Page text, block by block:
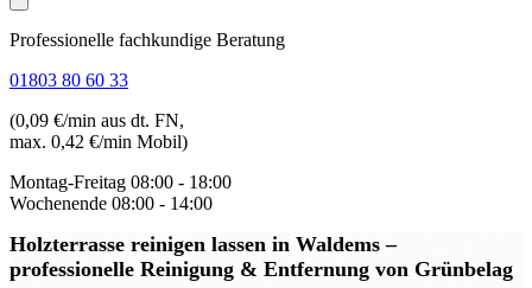
Professionelle fachkundige Beratung
01803 80 60 33
(0,09 €/min aus dt. FN,
max. 0,42 €/min Mobil)
Montag-Freitag 08:00 - 18:00
Wochenende 08:00 - 14:00
Holzterrasse reinigen lassen in Waldems–
professionelle Reinigung & Entfernung von Grünbelag